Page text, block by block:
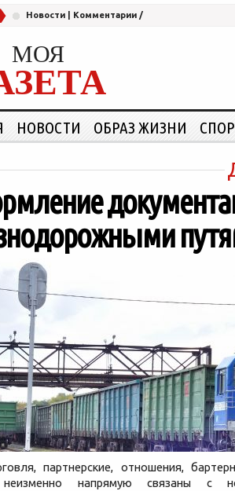
Новости Комментарии /
МОЯ
НОВОСТИ ОБРАЗ ЖИЗНИ
партнерские, отношения,
напрямую связаны с